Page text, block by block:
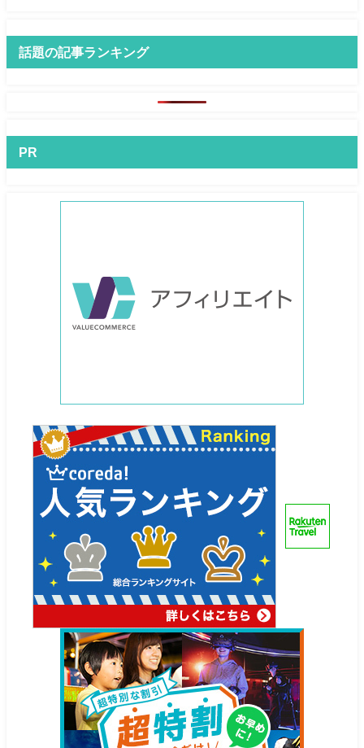
話題の記事ランキング
PR